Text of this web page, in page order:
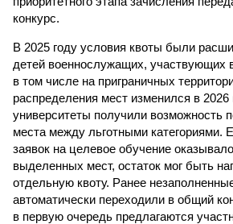
конкурс.
В 2025 году условия квоты были
детей военнослужащих, участвующих
в том числе на приграничных
распределения мест изменился в 2026
университеты получили возможность
места между льготными категориями.
заявок на целевое обучение
выделенных мест, остаток мог быть
отдельную квоту. Ранее
автоматически переходили в общий
в первую очередь предлагаются